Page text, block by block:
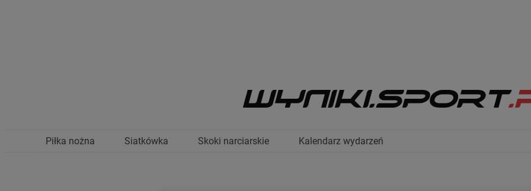
Piłka nożna Siatkówka Skoki narciarskie Kalendarz wydarzeń